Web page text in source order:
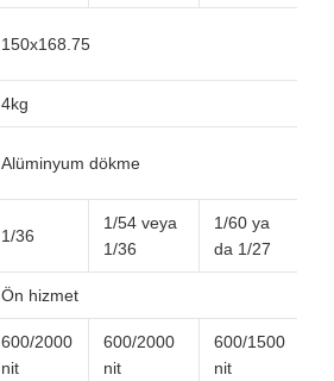
150x168.75
4kg
Alüminyum dökme
1/36
1/54 veya
1/36
1/60 ya
da 1/27
Ön hizmet
600/2000
nit
600/2000
nit
600/1500
nit